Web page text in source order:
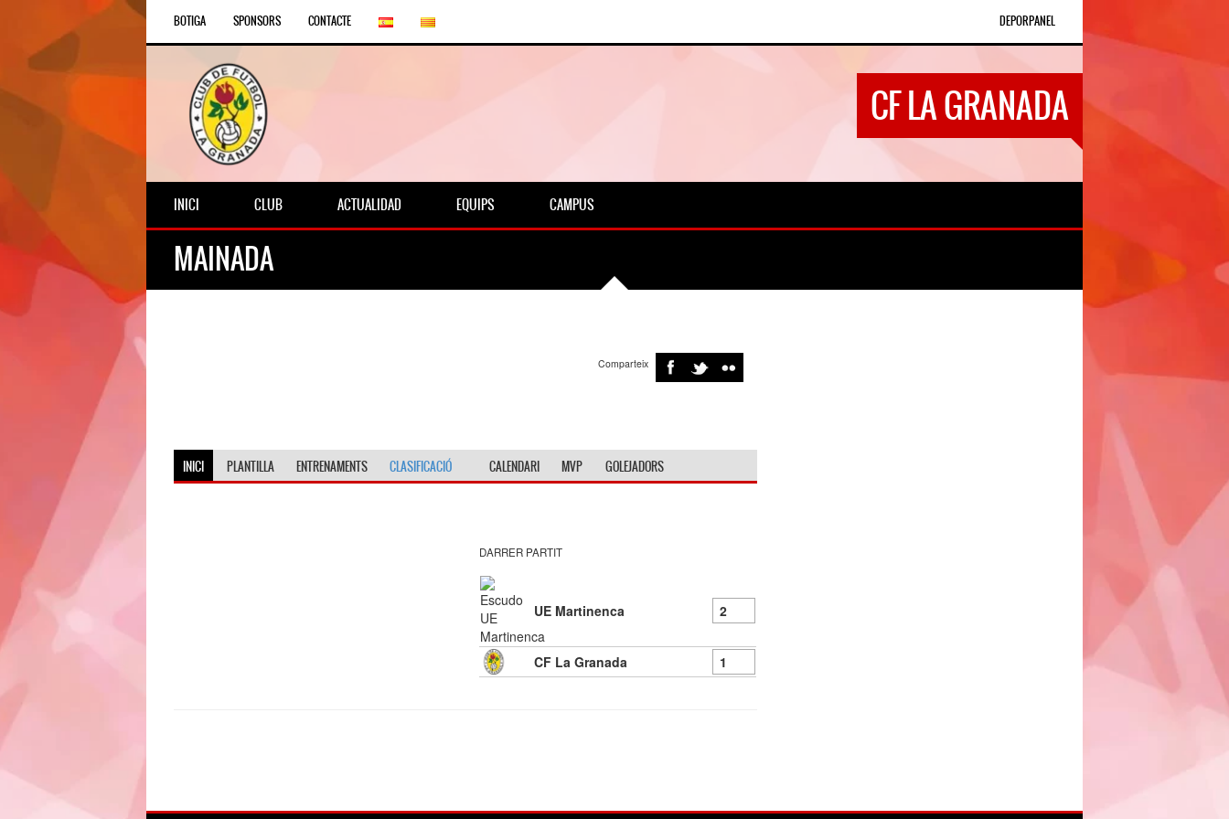
BOTIGA SPONSORS CONTACTE DEPORPANEL
CF LA GRANADA
INICI CLUB ACTUALIDAD EQUIPS CAMPUS
MAINADA
Comparteix
INICI PLANTILLA ENTRENAMENTS CLASIFICACIÓ CALENDARI MVP GOLEJADORS
DARRER PARTIT
UE Martinenca 2
CF La Granada 1